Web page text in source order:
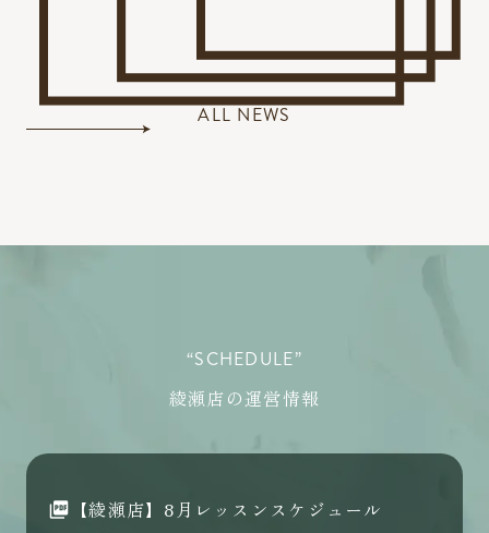
ALL NEWS
“SCHEDULE”
綾瀬店の運営情報
【綾瀬店】8月レッスンスケジュール